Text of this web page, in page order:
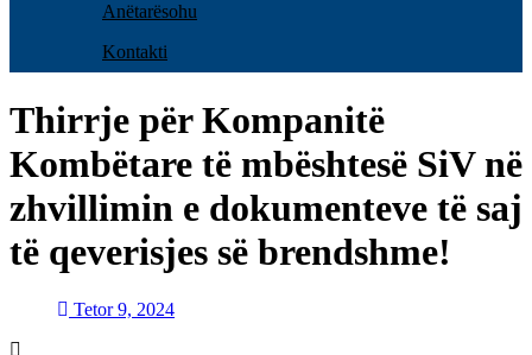
Anëtarësohu
Kontakti
Thirrje për Kompanitë
Kombëtare të mbështesë SiV në
zhvillimin e dokumenteve të saj
të qeverisjes së brendshme!
Tetor 9, 2024